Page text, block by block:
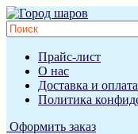
Прайс-лист
О нас
Доставка и оплата
Политика
Оформить заказ